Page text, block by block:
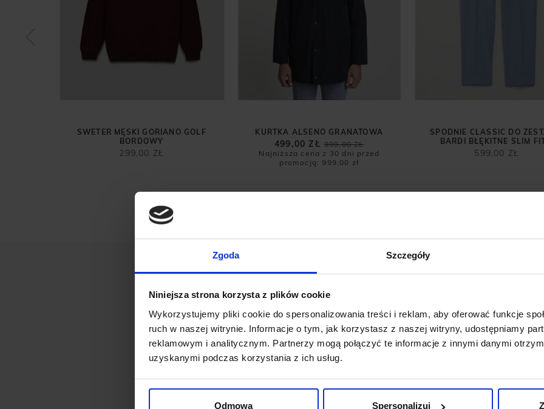
Zgoda Szczegóły
Niniejsza strona korzysta z plików cookie
Wykorzystujemy pliki cookie do spersonalizowania treści i reklam, aby oferować funkcje
ruch w naszej witrynie. Informacje o tym, jak korzystasz z naszej witryny, udostępniamy
reklamowym i analitycznym. Partnerzy mogą połączyć te informacje z innymi danymi
uzyskanymi podczas korzystania z ich usług.
Odmowa Spersonalizuj
SWETER MĘSKI GORIANO GOLF
BORDOWY
299,00 ZŁ
KURTKA ALSENO GRANATOWA
999,00 ZŁ
499,00 ZŁ
Najniższa cena z 30 dni przed
promocją: 999,00 zł
SPODNIE CLASSIC DO
BARDI BŁĘKITNE SLIM
599,00 ZŁ
OPINIE O PRODUKCIE: SPODNIE
SAGLIANO BRĄZ SLIM FIT